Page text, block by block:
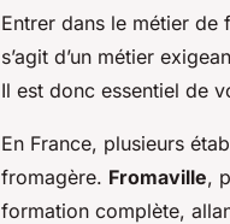
Entrer dans le métier de
s’agit d’un métier
Il est donc essentiel de
En France, plusieurs
fromagère. Fromaville,
formation complète,